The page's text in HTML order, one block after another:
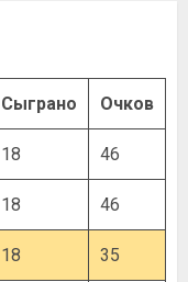
Сыграно Очков
18 46
18 46
18 35